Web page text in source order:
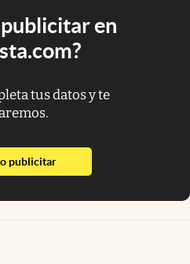
en
tus datos y te
publicitarabre en nueva pestaña